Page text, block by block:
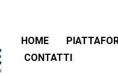
HOME
CONTATTI